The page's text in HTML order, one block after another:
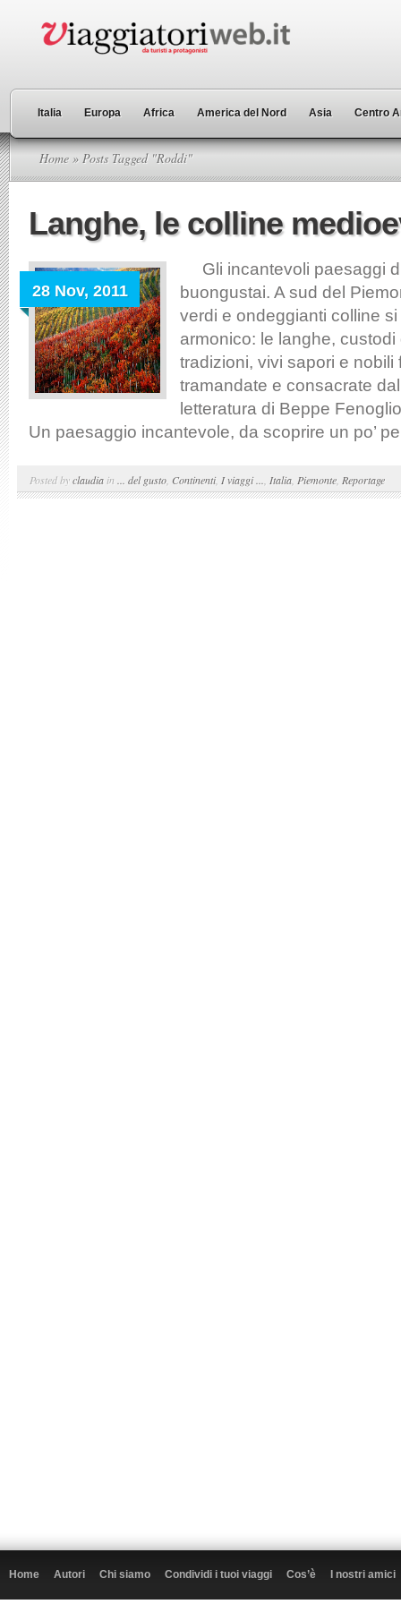
Italia Europa Africa America del Nord Asia Centro
Home » Posts Tagged "Roddi"
Langhe, le colline
28 Nov, 2011
Gli incantevoli paesaggi
buongustai. A sud del
verdi e ondeggianti colline
armonico: le langhe, custodi
tradizioni, vivi sapori e nobili
tramandate e consacrate
letteratura di Beppe
Un paesaggio incantevole, da scoprire un po’
Posted byclaudia in ... del gusto Continenti, I viaggi ... Italia Piemonte Reportage
Home Autori Chi siamo Condividi i tuoi viaggi Cos’è I nostri amici